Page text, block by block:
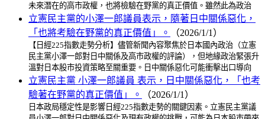
未來潛在的高市政權，也將檢驗在野黨的真正價值。雖然此為政治
立憲民主黨的小澤一郎議員表示，隨著日中關係惡化，
「也將考驗在野黨的真正價值」。
（2026/1/1）
【日經225指數走勢分析】儘管新聞內容聚焦於日本國內政治（立憲
民主黨小澤一郎對日中關係及高市政權的評論），但地緣政治緊張升
溫對日本股市投資策略至關重要。日中關係惡化可能衝擊出口導向
立憲民主黨 小澤一郎議員 表示，日中關係惡化，「也考
驗著在野黨的真正價值」。
（2026/1/1）
日本政局穩定性是影響日經225指數走勢的關鍵因素。立憲民主黨議